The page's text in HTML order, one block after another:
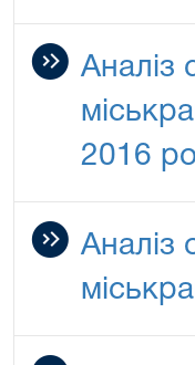
Аналіз
2016
Аналіз